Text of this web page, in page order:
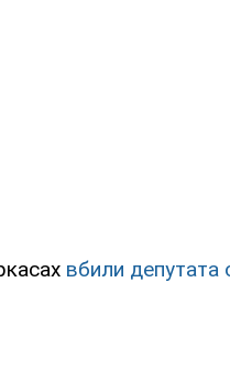
вбили депутата